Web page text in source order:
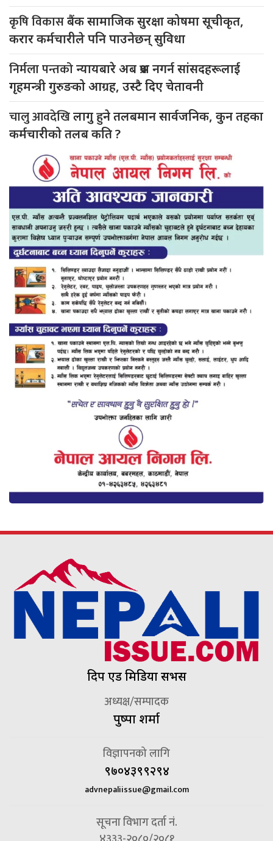
कृषि विकासबैंक सामाजिक सुरक्षा कोषमा सूचीकृत,
करार कर्मचारीले पनि पाउनेछन् सुविधा
निर्मला पन्तकोन्यायबारे अब प्रश्न नगर्न सांसदहरूलाई
गृहमन्त्री गुरुङको आग्रह, उस्टै दिए चेतावनी
चालु आवदेखिलागु हुने तलबमान सार्वजनिक, कुन तहका
कर्मचारीको तलब कति ?
दिप एड मिडिया सर्भिस
अध्यक्ष/सम्पादक
पुष्पा शर्मा
विज्ञापनको लागि
९७०४३९९२९४
advnepaliissue@gmail.com
सूचना विभाग दर्ता नं.